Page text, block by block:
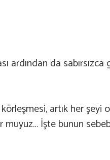
da sabırsızca
artık her şeyi
muyuz… İşte bunun